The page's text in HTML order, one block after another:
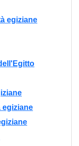
egiziane
egiziane